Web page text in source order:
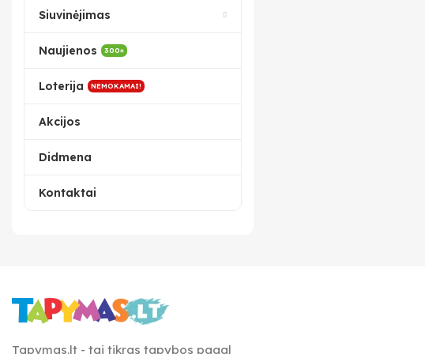
Siuvinėjimas
Naujienos 300+
Loterija NEMOKAMAI!
Akcijos
Didmena
Kontaktai
Tapymas.lt - tai tikras tapybos pagal